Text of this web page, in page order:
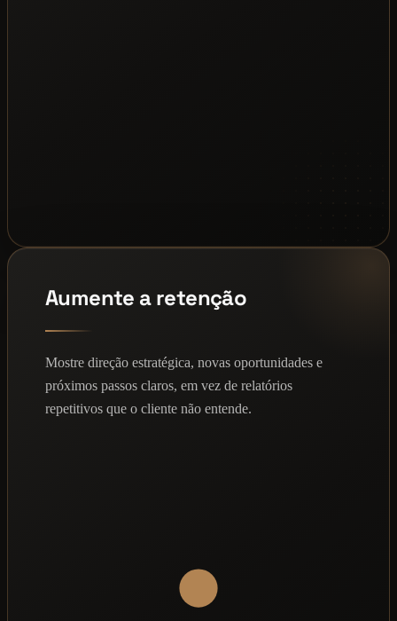
Aumente a retenção
Mostre direção estratégica, novas oportunidades e
próximos passos claros, em vez de relatórios
repetitivos que o cliente não entende.